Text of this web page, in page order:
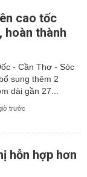
cao tốc
hoàn thành
- Cần Thơ - Sóc
sung thêm 2
dài gần 27...
trước
hỗn hợp hơn